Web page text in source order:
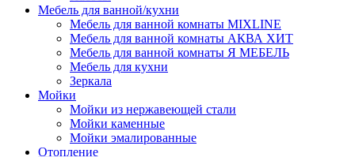
Мебель для ванной/кухни
Мебель для ванной комнаты MIXLINE
Мебель для ванной комнаты АКВА ХИТ
Мебель для ванной комнаты Я МЕБЕЛЬ
Мебель для кухни
Зеркала
Мойки
Мойки из нержавеющей стали
Мойки каменные
Мойки эмалированные
Отопление